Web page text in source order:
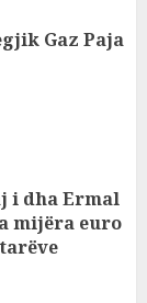
Gaz Paja
i dha Ermal
mijëra euro